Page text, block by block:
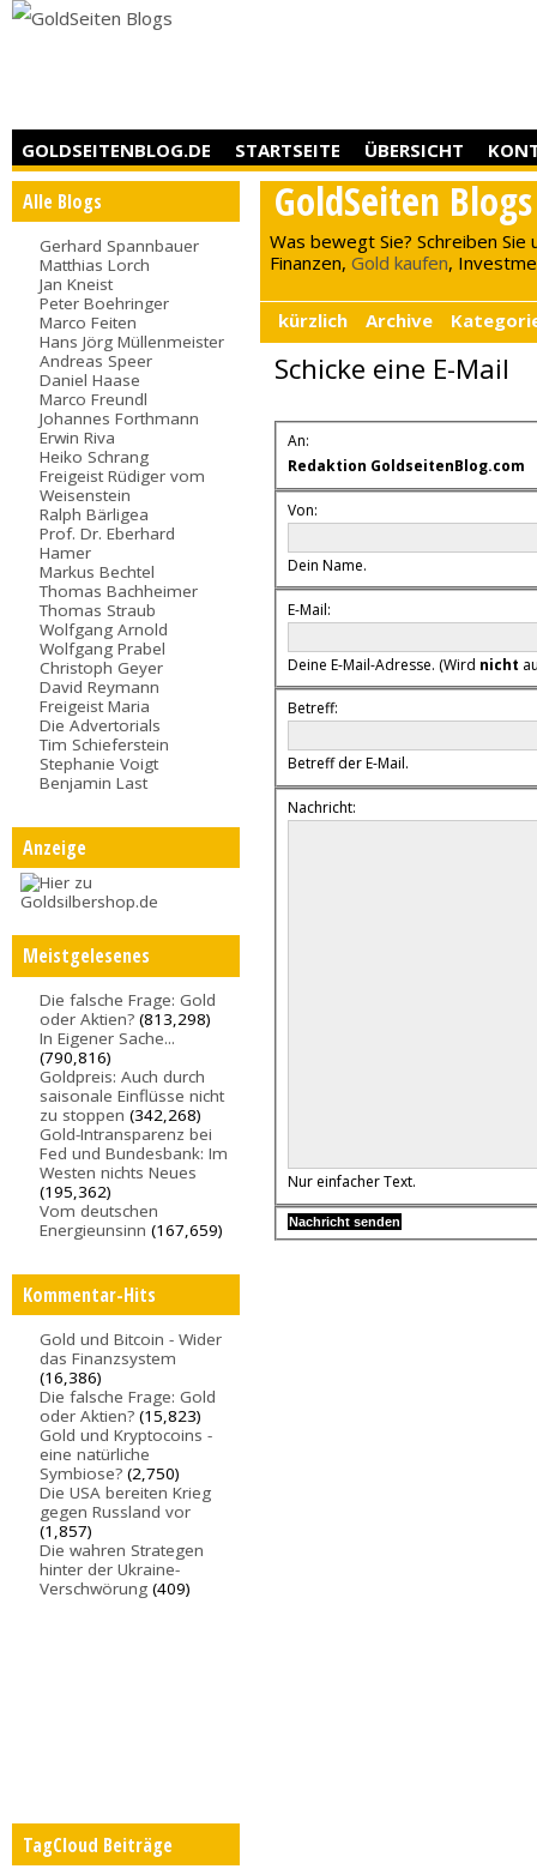
GOLDSEITENBLOG.DE STARTSEITE ÜBERSICHT
Alle Blogs
Gerhard Spannbauer
Matthias Lorch
Jan Kneist
Peter Boehringer
Marco Feiten
Hans Jörg Müllenmeister
Andreas Speer
Daniel Haase
Marco Freundl
Johannes Forthmann
Erwin Riva
Heiko Schrang
Freigeist Rüdiger vom
Weisenstein
Ralph Bärligea
Prof. Dr. Eberhard
Hamer
Markus Bechtel
Thomas Bachheimer
Thomas Straub
Wolfgang Arnold
Wolfgang Prabel
Christoph Geyer
David Reymann
Freigeist Maria
Die Advertorials
Tim Schieferstein
Stephanie Voigt
Benjamin Last
Anzeige
Meistgelesenes
Die falsche Frage: Gold
oder Aktien? (813,298)
In Eigener Sache...
(790,816)
Goldpreis: Auch durch
saisonale Einflüsse nicht
zu stoppen (342,268)
Gold-Intransparenz bei
Fed und Bundesbank: Im
Westen nichts Neues
(195,362)
Vom deutschen
Energieunsinn (167,659)
Kommentar-Hits
Gold und Bitcoin - Wider
das Finanzsystem
(16,386)
Die falsche Frage: Gold
oder Aktien? (15,823)
Gold und Kryptocoins -
eine natürliche
Symbiose? (2,750)
Die USA bereiten Krieg
gegen Russland vor
(1,857)
Die wahren Strategen
hinter der Ukraine-
Verschwörung (409)
TagCloud Beiträge
GoldSeiten Blogs
Was bewegt Sie? Schreiben Sie
Finanzen,Gold kaufen,
kürzlich Archive
Schicke eine E-Mail
An:
Redaktion GoldseitenBlog.com
Von:
Dein Name.
E-Mail:
Deine E-Mail-Adresse. (Wird nicht
Betreff:
Betreff der E-Mail.
Nachricht:
Nur einfacher Text.